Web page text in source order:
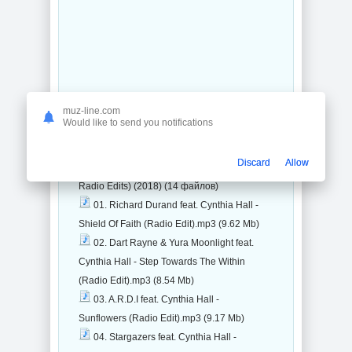
Трек-лист на музыкальный сборник с
Cynthia Hall Life Won't Let Us Fall (The
Radio Edits) (2018) (14 файлов)
01. Richard Durand feat. Cynthia Hall -
Shield Of Faith (Radio Edit).mp3 (9.62 Mb)
02. Dart Rayne & Yura Moonlight feat.
Cynthia Hall - Step Towards The Within
(Radio Edit).mp3 (8.54 Mb)
03. A.R.D.I feat. Cynthia Hall -
Sunflowers (Radio Edit).mp3 (9.17 Mb)
04. Stargazers feat. Cynthia Hall -
muz-line.com
Would like to send you notifications
Discard Allow